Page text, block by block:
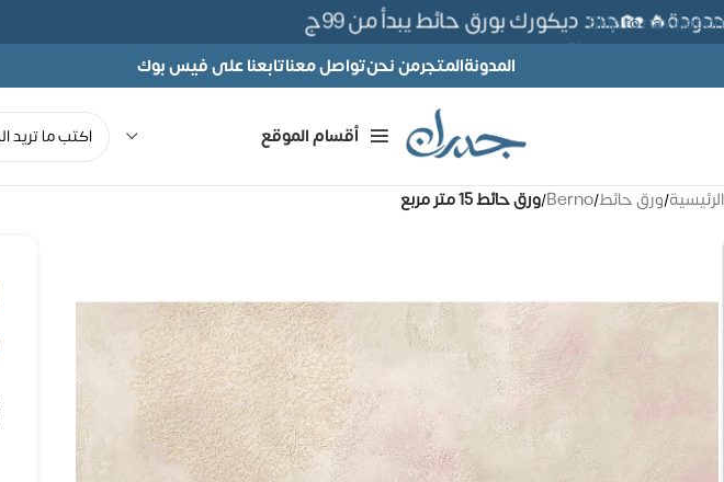
Skip to navigation
Skip to main content
🏡جدد ديكورك بورق حائط يبدأ من 99ج
المدونةالمتجرمن نحنتواصل معناتابعنا على فيس بوك
أقسام الموقع
الرئيسية/ورق حائط/
Berno
/ورق حائط 15 متر مربع